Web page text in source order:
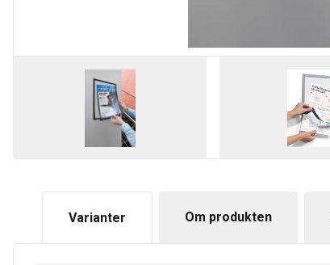
Varianter Om produkten